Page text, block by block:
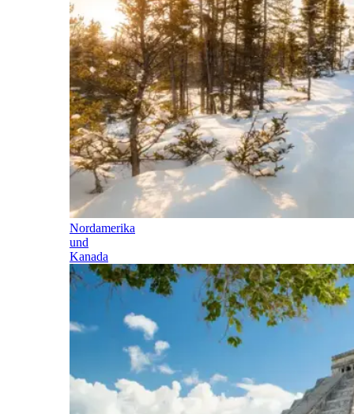
Nordamerika
und
Kanada